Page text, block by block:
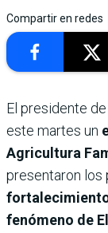
Compartir en redes
El presidente
este martes un
Agricultura
presentaron los
fenómeno de